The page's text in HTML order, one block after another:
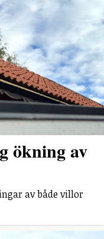
ökning av
av både villor